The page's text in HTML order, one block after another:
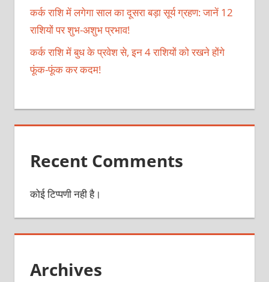
कर्क राशि में लगेगा साल का दूसरा बड़ा सूर्य ग्रहण: जानें 12
राशियों पर शुभ-अशुभ प्रभाव!
कर्क राशि में बुध के प्रवेश से, इन 4 राशियों को रखने होंगे
फूंक-फूंक कर कदम!
Recent Comments
कोई टिप्पणी नही है।
Archives